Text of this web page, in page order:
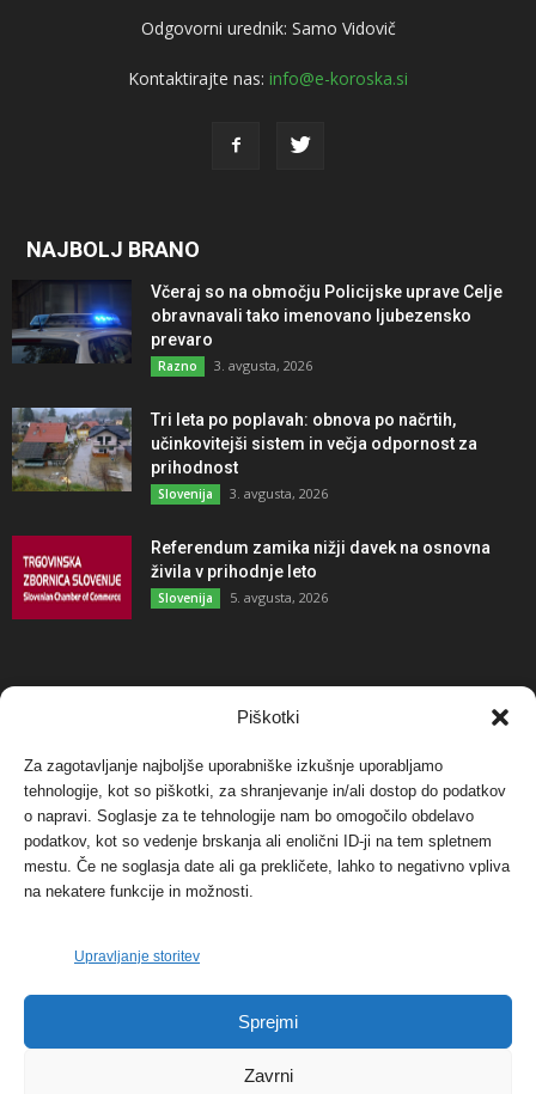
Piškotki
Za zagotavljanje najboljše uporabniške izkušnje uporabljamo
tehnologije, kot so piškotki, za shranjevanje in/ali dostop do podatkov
o napravi. Soglasje za te tehnologije nam bo omogočilo obdelavo
podatkov, kot so vedenje brskanja ali enolični ID-ji na tem spletnem
mestu. Če ne soglasja date ali ga prekličete, lahko to negativno vpliva
na nekatere funkcije in možnosti.
Upravljanje storitev
Sprejmi
Zavrni
Odgovorni urednik: Samo Vidovič
Kontaktirajte nas: info@e-koroska.si
NAJBOLJ BRANO
Včeraj so na območju Policijske uprave Celje
obravnavali tako imenovano ljubezensko
prevaro
Razno 3. avgusta, 2026
Tri leta po poplavah: obnova po načrtih,
učinkovitejši sistem in večja odpornost za
prihodnost
Slovenija 3. avgusta, 2026
Referendum zamika nižji davek na osnovna
živila v prihodnje leto
Slovenija 5. avgusta, 2026
NAJBOLJ KOMENTIRANO
Protest proti vetrnim elektrarnam na Ojstrici, v
svetu pa vedno bolj...
Dogodki 12. maja, 2017
Tožilstvo v Celovcu v korist elektrarnam
Verbund
FOTO: Razstava cvetličarskega mojstra Andreja
Dogodki 27. novembra, 2017